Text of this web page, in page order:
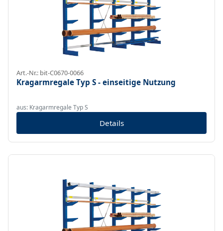
Art.-Nr.: bit-C0670-0066
Kragarmregale Typ S - einseitige Nutzung
aus: Kragarmregale Typ S
Details